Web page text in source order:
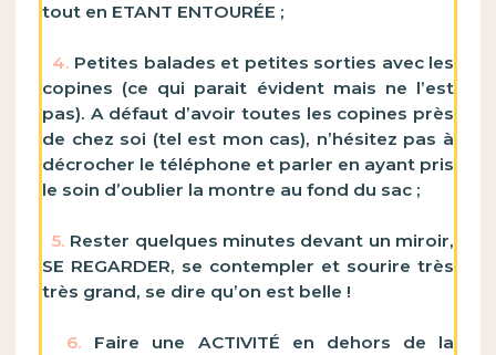
tout en ETANT ENTOURÉE ;
4. Petites balades et petites sorties avec les
copines (ce qui parait évident mais ne l’est
pas). A défaut d’avoir toutes les copines près
de chez soi (tel est mon cas), n’hésitez pas à
décrocher le téléphone et parler en ayant pris
le soin d’oublier la montre au fond du sac ;
5. Rester quelques minutes devant un miroir,
SE REGARDER, se contempler et sourire très
très grand, se dire qu’on est belle !
6. Faire une ACTIVITÉ en dehors de la